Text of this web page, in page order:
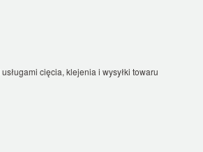
cięcia, klejenia i wysyłki towaru